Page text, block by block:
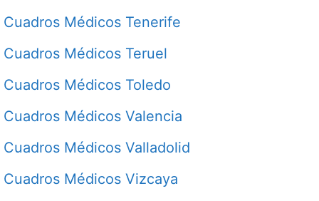
Cuadros Médicos Tenerife
Cuadros Médicos Teruel
Cuadros Médicos Toledo
Cuadros Médicos Valencia
Cuadros Médicos Valladolid
Cuadros Médicos Vizcaya